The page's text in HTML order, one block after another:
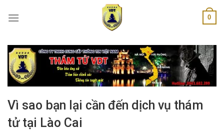
0
Vì sao bạn lại cần đến dịch vụ thám
tử tại Lào Cai